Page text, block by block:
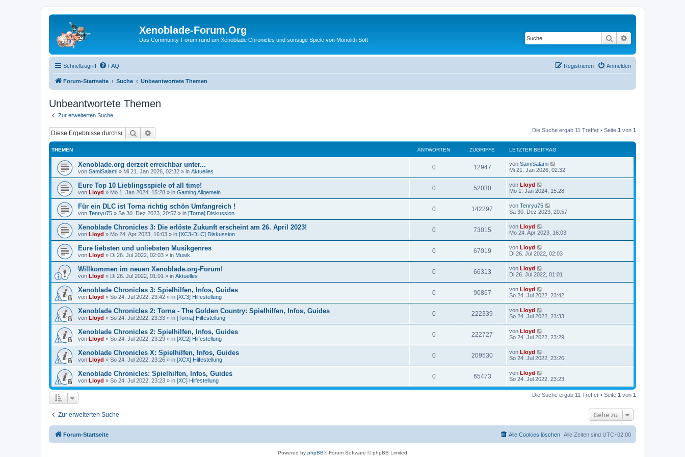
Xenoblade-Forum.Org
Das Community-Forum rund um Xenoblade Chronicles und sonstige Spiele von Monolith Soft Suche
Schnellzugriff FAQ Anmelden
Registrieren
Forum-Startseite Suche Unbeantwortete Themen
Unbeantwortete Themen
Zur erweiterten Suche
Suche Die Suche ergab 11 Treffer • Seite 1 von 1
THEMEN ANTWORTEN ZUGRIFFE LETZTER BEITRAG
Xenoblade.org derzeit erreichbar unter...
von SamiSalami » Mi 21. Jan 2026, 02:32 » in Aktuelles
0 12947 von SamiSalami
Mi 21. Jan 2026, 02:32
Eure Top 10 Lieblingsspiele of all time!
von Lloyd » Mo 1. Jan 2024, 15:28 » in Gaming Allgemein
0 52030 von Lloyd
Mo 1. Jan 2024, 15:28
Für ein DLC ist Torna richtig schön Umfangreich !
von Tenryu75 » Sa 30. Dez 2023, 20:57 » in [Torna] Diskussion
0 142297 von Tenryu75
Sa 30. Dez 2023, 20:57
Xenoblade Chronicles 3: Die erlöste Zukunft erscheint am 26. April 2023!
von Lloyd » Mo 24. Apr 2023, 16:03 » in [XC3-DLC] Diskussion
0 73015 von Lloyd
Mo 24. Apr 2023, 16:03
Eure liebsten und unliebsten Musikgenres
von Lloyd » Di 26. Jul 2022, 02:03 » in Musik
0 67019 von Lloyd
Di 26. Jul 2022, 02:03
Willkommen im neuen Xenoblade.org-Forum!
von Lloyd » Di 26. Jul 2022, 01:01 » in Aktuelles
0 66313 von Lloyd
Di 26. Jul 2022, 01:01
Xenoblade Chronicles 3: Spielhilfen, Infos, Guides
von Lloyd » So 24. Jul 2022, 23:42 » in [XC3] Hilfestellung
0 90867 von Lloyd
So 24. Jul 2022, 23:42
Xenoblade Chronicles 2: Torna - The Golden Country: Spielhilfen, Infos, Guides
von Lloyd » So 24. Jul 2022, 23:33 » in [Torna] Hilfestellung
0 222339 von Lloyd
So 24. Jul 2022, 23:33
Xenoblade Chronicles 2: Spielhilfen, Infos, Guides
von Lloyd » So 24. Jul 2022, 23:29 » in [XC2] Hilfestellung
0 222727 von Lloyd
So 24. Jul 2022, 23:29
Xenoblade Chronicles X: Spielhilfen, Infos, Guides
von Lloyd » So 24. Jul 2022, 23:26 » in [XCX] Hilfestellung
0 209530 von Lloyd
So 24. Jul 2022, 23:26
Xenoblade Chronicles: Spielhilfen, Infos, Guides
von Lloyd » So 24. Jul 2022, 23:23 » in [XC] Hilfestellung
0 65473 von Lloyd
So 24. Jul 2022, 23:23
Die Suche ergab 11 Treffer • Seite 1 von 1
Zur erweiterten Suche Gehe zu
Forum-Startseite Alle Zeiten sind UTC+02:00
Alle Cookies löschen
Powered by phpBB® Forum Software © phpBB Limited